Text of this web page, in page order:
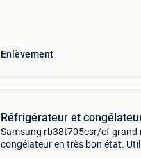
Enlèvement
Réfrigérateur et
Samsung rb38t705csr/ef grand
congélateur en très bon état.